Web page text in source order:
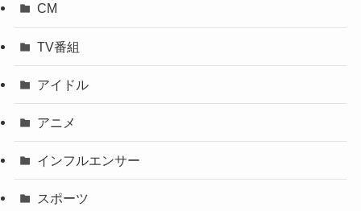
CM
TV番組
アイドル
アニメ
インフルエンサー
スポーツ